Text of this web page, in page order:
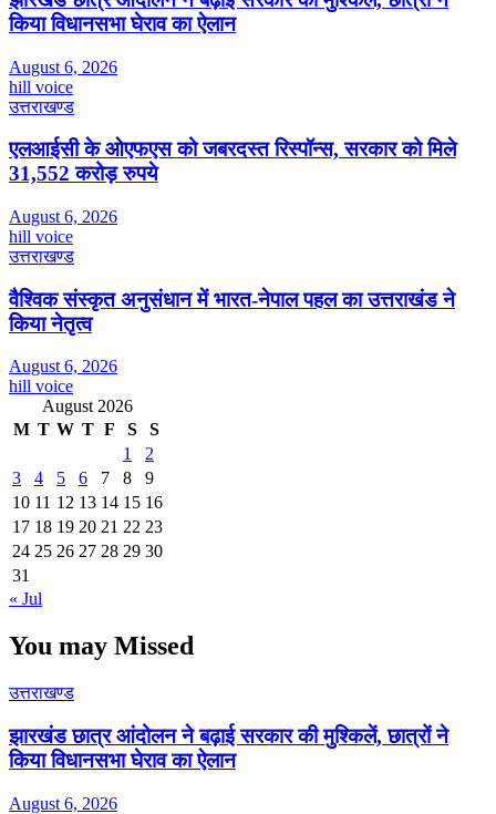
किया विधानसभा घेराव का ऐलान
August 6, 2026
hill voice
उत्तराखण्ड
एलआईसी के ओएफएस को जबरदस्त रिस्पॉन्स, सरकार को मिले
31,552 करोड़ रुपये
August 6, 2026
hill voice
उत्तराखण्ड
वैश्विक संस्कृत अनुसंधान में भारत-नेपाल पहल का उत्तराखंड ने
किया नेतृत्व
August 6, 2026
hill voice
August 2026
M T W T F S
S
1
2
3
4 5 6 7 8
9
10 11 12 13 14 15 16
17 18 19 20 21 22 23
24 25 26 27 28 29 30
31
« Jul
You may Missed
उत्तराखण्ड
झारखंड छात्र आंदोलन ने बढ़ाई सरकार की मुश्किलें, छात्रों ने
किया विधानसभा घेराव का ऐलान
August 6, 2026